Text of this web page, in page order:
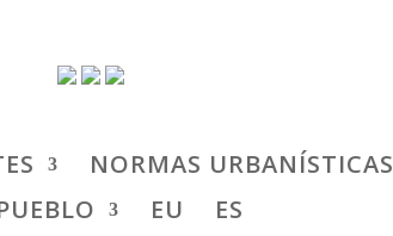
NORMAS URBANÍSTICAS
EU ES